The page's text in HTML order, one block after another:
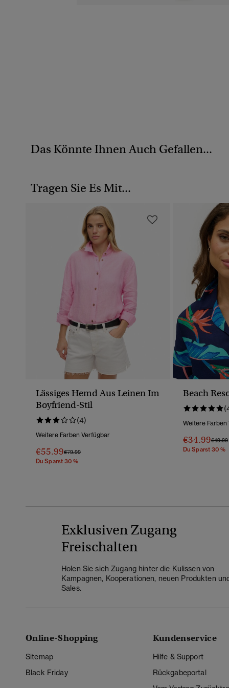
Das Könnte Ihnen Auch Gefallen...
Tragen Sie Es Mit...
Lässiges Hemd Aus Leinen Im
Boyfriend-Stil
(4)
Weitere Farben Verfügbar
€55.99Preis Wurde Reduziert Von
€79.99Bis
Du Sparst 30 %
Beach
Weitere Farben
€34.99Preis
€49.99
Du Sparst 30 %
Exklusiven Zugang
Freischalten
Holen Sie sich Zugang hinter die Kulissen von
Kampagnen, Kooperationen, neuen Produkten
Sales.
Online-Shopping
Sitemap
Black Friday
Kundenservice
Hilfe & Support
Rückgabeportal